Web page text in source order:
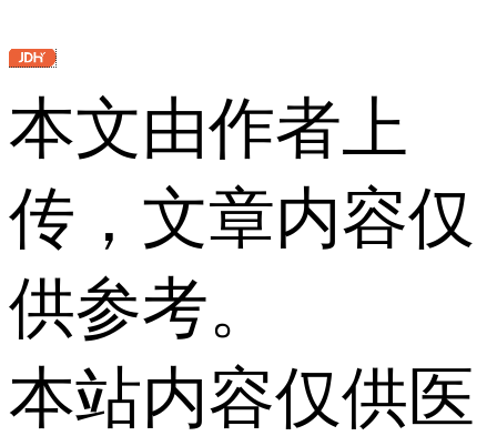
本文由作者上
传，文章内容仅
供参考。
本站内容仅供医